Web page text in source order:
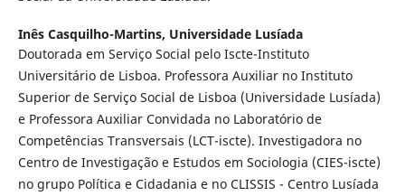
Inês Casquilho-Martins, Universidade Lusíada
Doutorada em Serviço Social pelo Iscte-Instituto
Universitário de Lisboa. Professora Auxiliar no Instituto
Superior de Serviço Social de Lisboa (Universidade Lusíada)
e Professora Auxiliar Convidada no Laboratório de
Competências Transversais (LCT-iscte). Investigadora no
Centro de Investigação e Estudos em Sociologia (CIES-iscte)
no grupo Política e Cidadania e no CLISSIS - Centro Lusíada